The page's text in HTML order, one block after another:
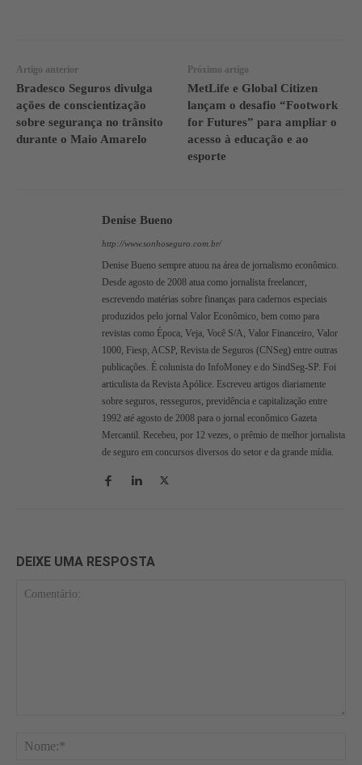
Artigo anterior
Bradesco Seguros divulga
ações de conscientização
sobre segurança no trânsito
durante o Maio Amarelo
Próximo artigo
MetLife e Global Citizen
lançam o desafio “Footwork
for Futures” para ampliar o
acesso à educação e ao
esporte
Denise Bueno
http://www.sonhoseguro.com.br/
Denise Bueno sempre atuou na área de jornalismo econômico.
Desde agosto de 2008 atua como jornalista freelancer,
escrevendo matérias sobre finanças para cadernos especiais
produzidos pelo jornal Valor Econômico, bem como para
revistas como Época, Veja, Você S/A, Valor Financeiro, Valor
1000, Fiesp, ACSP, Revista de Seguros (CNSeg) entre outras
publicações. É colunista do InfoMoney e do SindSeg-SP. Foi
articulista da Revista Apólice. Escreveu artigos diariamente
sobre seguros, resseguros, previdência e capitalização entre
1992 até agosto de 2008 para o jornal econômico Gazeta
Mercantil. Recebeu, por 12 vezes, o prêmio de melhor jornalista
de seguro em concursos diversos do setor e da grande mídia.
DEIXE UMA RESPOSTA